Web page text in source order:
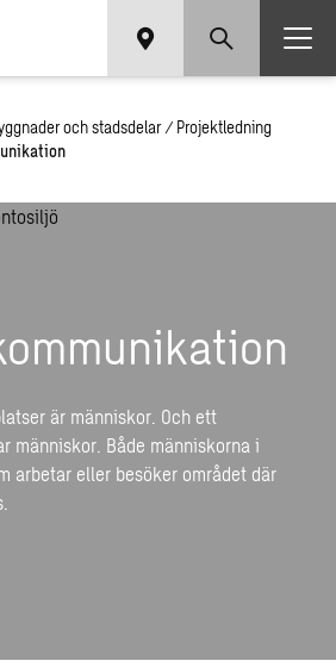
och stadsdelar / Projektledning
är människor. Och ett
människor. Både människorna i
arbetar eller besöker området där